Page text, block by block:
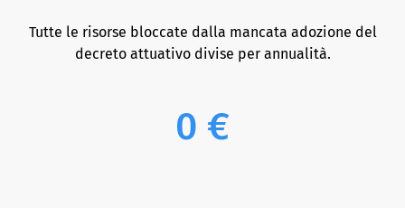
Tutte le risorse bloccate dalla mancata adozione del
decreto attuativo divise per annualità.
0 €